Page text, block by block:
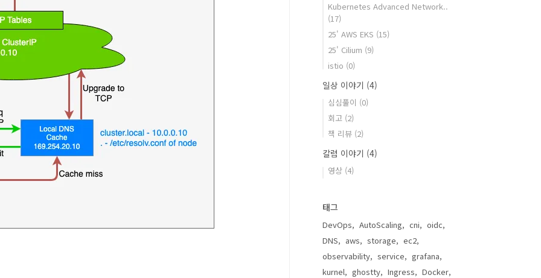
Kubernetes Advanced Network..
(17)
25' AWS EKS (15)
25' Cilium (9)
istio (0)
일상 이야기 (4)
심심풀이 (0)
회고 (2)
책 리뷰 (2)
칼럼 이야기 (4)
영상 (4)
태그
DevOps AutoScaling cni
oidc
DNS
aws storage
ec2
observability
service
grafana
kurnel
ghostty Ingress
Docker